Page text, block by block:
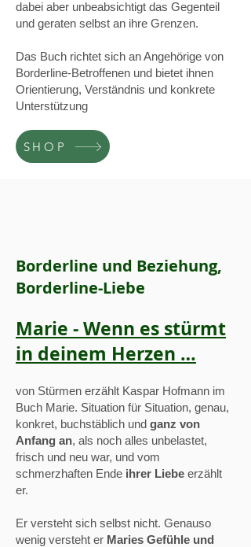
dabei aber unbeabsichtigt das Gegenteil
und geraten selbst an ihre Grenzen.
Das Buch richtet sich an Angehörige von
Borderline-Betroffenen und bietet ihnen
Orientierung, Verständnis und konkrete
Unterstützung
SHOP
Borderline und Beziehung,
Borderline-Liebe
Marie - Wenn es stürmt
in deinem Herzen …
von Stürmen erzählt Kaspar Hofmann im
Buch Marie. Situation für Situation, genau,
konkret, buchstäblich und ganz von
Anfang an, als noch alles unbelastet,
frisch und neu war, und vom
schmerzhaften Ende ihrer Liebe erzählt
er.
Er versteht sich selbst nicht. Genauso
wenig versteht er Maries Gefühle und